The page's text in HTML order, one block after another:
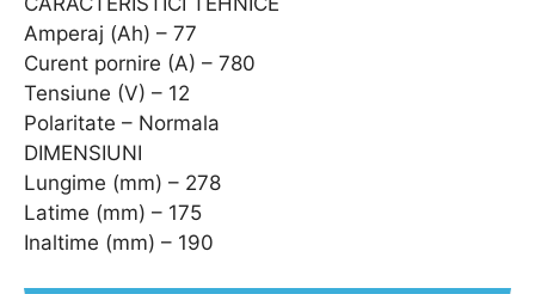
Amperaj (Ah) – 77
Curent pornire (A) – 780
Tensiune (V) – 12
Polaritate – Normala
DIMENSIUNI
Lungime (mm) – 278
Latime (mm) – 175
Inaltime (mm) – 190